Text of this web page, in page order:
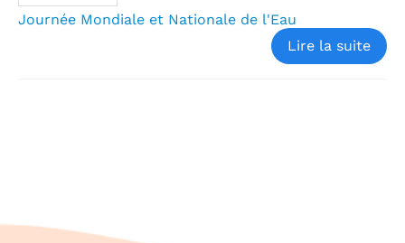
Journée Mondiale et Nationale de l'Eau
Lire la suite